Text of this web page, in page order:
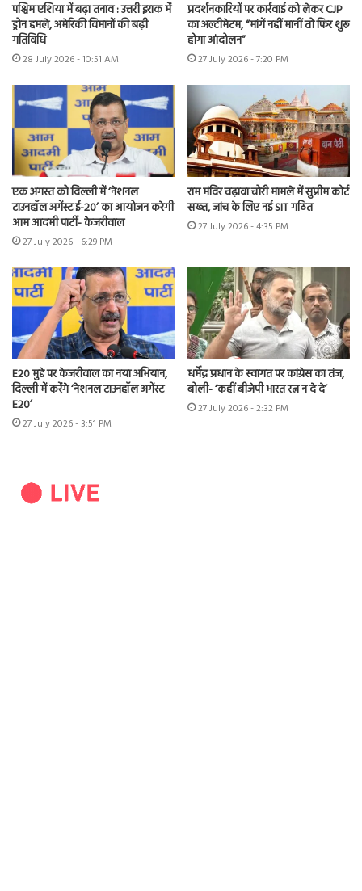
पश्चिम एशिया में बढ़ा तनाव : उत्तरी इराक में
ड्रोन हमले, अमेरिकी विमानों की बढ़ी
गतिविधि
28 July 2026 - 10:51 AM
प्रदर्शनकारियों पर कार्रवाई को लेकर CJP
का अल्टीमेटम, “मांगें नहीं मानीं तो फिर शुरू
होगा आंदोलन”
27 July 2026 - 7:20 PM
एक अगस्त को दिल्ली में ‘नेशनल
टाउनहॉल अगेंस्ट ई-20’ का आयोजन करेगी
आम आदमी पार्टी- केजरीवाल
27 July 2026 - 6:29 PM
राम मंदिर चढ़ावा चोरी मामले में सुप्रीम कोर्ट
सख्त, जांच के लिए नई SIT गठित
27 July 2026 - 4:35 PM
E20 मुद्दे पर केजरीवाल का नया अभियान,
दिल्ली में करेंगे ‘नेशनल टाउनहॉल अगेंस्ट
E20’
27 July 2026 - 3:51 PM
धर्मेंद्र प्रधान के स्वागत पर कांग्रेस का तंज,
बोली- ‘कहीं बीजेपी भारत रत्न न दे दे’
27 July 2026 - 2:32 PM